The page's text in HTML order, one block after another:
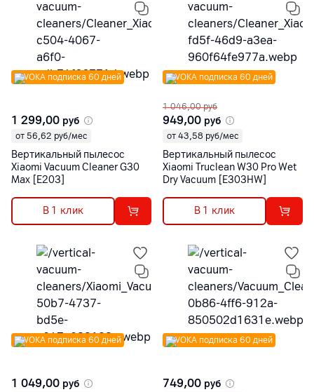
VOKA подписка 60 дней
1 299,00 руб
от 56,62 руб/мес
Вертикальный пылесос
Xiaomi Vacuum Cleaner G30
Max [E203]
В 1 клик
VOKA подписка 60 дней
1 046,00 руб
949,00 руб
от 43,58 руб/мес
Вертикальный пылесос
Xiaomi Truclean W30 Pro Wet
Dry Vacuum [E303HW]
В 1 клик
VOKA подписка 60 дней
1 049,00 руб
VOKA подписка 60 дней
749,00 руб